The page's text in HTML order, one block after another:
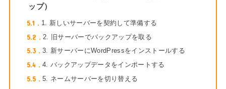
ップ）
5.1 1. 新しいサーバーを契約して準備する
5.2 2. 旧サーバーでバックアップを取る
5.3 3. 新サーバーにWordPressをインストールする
5.4 4. バックアップデータをインポートする
5.5 5. ネームサーバーを切り替える